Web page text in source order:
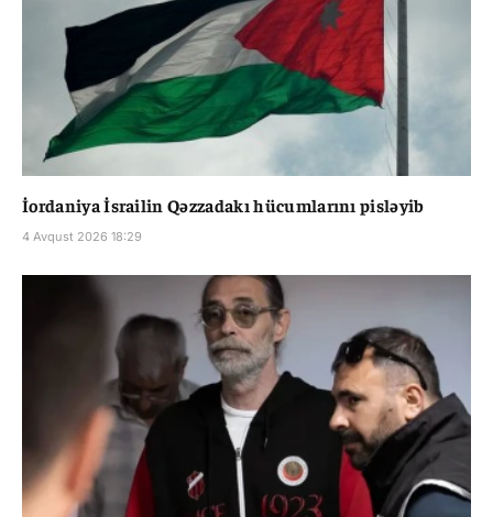
İordaniya İsrailin Qəzzadakı hücumlarını pisləyib
4 Avqust 2026 18:29